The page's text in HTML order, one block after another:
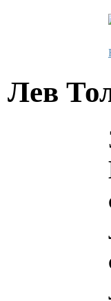
Лев